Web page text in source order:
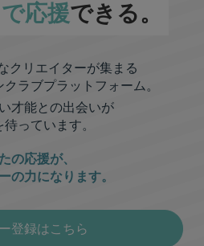
応援できる。
クリエイターが集まる
ラブプラットフォーム。
才能との出会いが
っています。
の応援が、
の力になります。
登録はこちら